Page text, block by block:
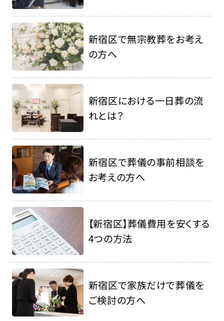
新宿区で無宗教葬をお考え
の方へ
新宿区における一日葬の流
れとは？
新宿区で葬儀の事前相談を
お考えの方へ
【新宿区】葬儀費用を安くする
4つの方法
新宿区で家族だけで葬儀を
ご検討の方へ